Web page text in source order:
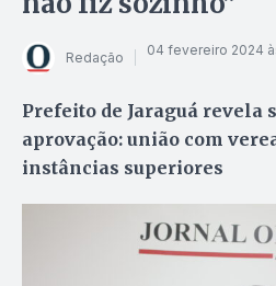
Redação 04 fevereiro 2024
Prefeito de Jaraguá revela
aprovação: união com
instâncias superiores